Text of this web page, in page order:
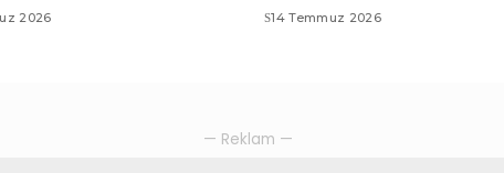
2026 14 Temmuz 2026
— Reklam —